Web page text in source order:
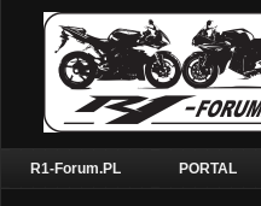
R1-Forum.PL PORTAL